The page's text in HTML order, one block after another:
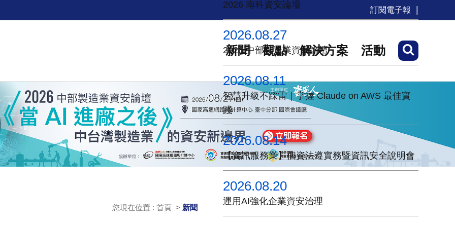
訂閱電子報
新聞 觀點 解決方案 活動
您現在位置 : 首頁 > 新聞
2026 南科資安論壇
2026.08.27
2026 中部製造業資安論壇
2026.08.11
智慧升級不踩雷｜掌握 Claude on AWS 最佳實
踐
2026.08.14
【資訊服務業】個資法遵實務暨資訊安全說明會
2026.08.20
運用AI強化企業資安治理